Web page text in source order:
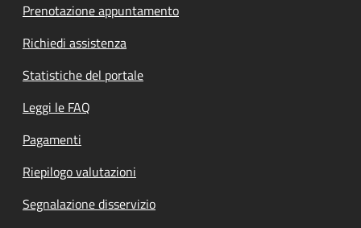
Prenotazione appuntamento
Richiedi assistenza
Statistiche del portale
Leggi le FAQ
Pagamenti
Riepilogo valutazioni
Segnalazione disservizio